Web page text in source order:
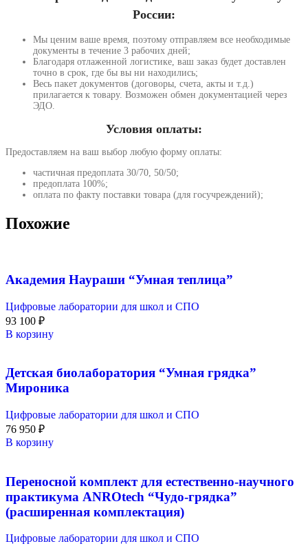
России:
Мы ценим ваше время, поэтому отправляем все необходимые
документы в течение 3 рабочих дней;
Благодаря отлаженной логистике, ваш заказ будет доставлен
точно в срок, где бы вы ни находились;
Весь пакет документов (договоры, счета, акты и т.д.)
прилагается к товару. Возможен обмен документацией через
ЭДО.
Условия оплаты:
Предоставляем на ваш выбор любую форму оплаты:
частичная предоплата 30/70, 50/50;
предоплата 100%;
оплата по факту поставки товара (для госучреждений);
Похожие
Академия Наураши “Умная теплица”
Цифровые лаборатории для школ и СПО
93 100 ₽
В корзину
Детская биолаборатория “Умная грядка”
Мироника
Цифровые лаборатории для школ и СПО
76 950 ₽
В корзину
Переносной комплект для естественно-научного
практикума ANROtech “Чудо-грядка”
(расширенная комплектация)
Цифровые лаборатории для школ и СПО